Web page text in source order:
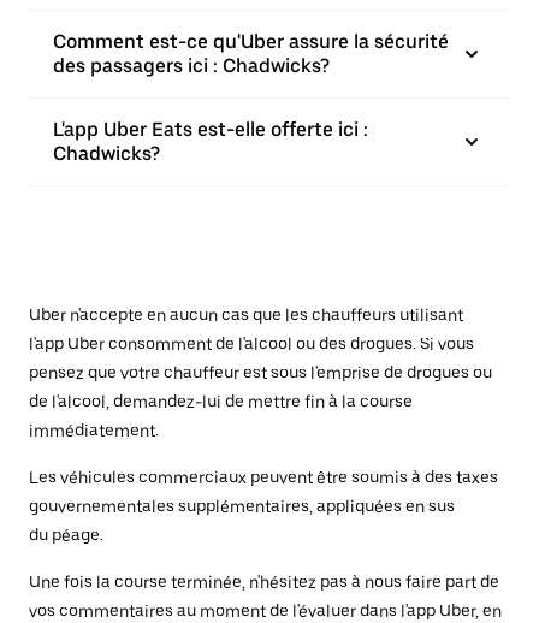
Comment est-ce qu'Uber assure la sécurité
des passagers ici : Chadwicks?
L'app Uber Eats est-elle offerte ici :
Chadwicks?
Uber n'accepte en aucun cas que les chauffeurs utilisant
l'app Uber consomment de l'alcool ou des drogues. Si vous
pensez que votre chauffeur est sous l'emprise de drogues ou
de l'alcool, demandez-lui de mettre fin à la course
immédiatement.
Les véhicules commerciaux peuvent être soumis à des taxes
gouvernementales supplémentaires, appliquées en sus
du péage.
Une fois la course terminée, n'hésitez pas à nous faire part de
vos commentaires au moment de l'évaluer dans l'app Uber, en